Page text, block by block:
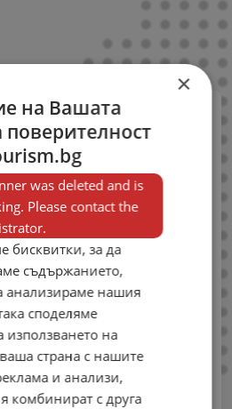
работни
за да можеш да
обяви в единствения
за работа в сферата
×
на Вашата
поверителност
was deleted and is
Please contact the
бисквитки, за да
съдържанието,
анализираме нашия
споделяме
на
страна с нашите
и анализи,
комбинират с друга